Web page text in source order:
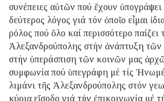
συνέπειες αὐτῶν πού ἔχουν
δεύτερος λόγος γιά τόν ὁποῖο εἶμαι
ρόλος πού ὅλο καί περισσότερο παίζει
Ἀλεξανδρούπολης στήν ἀνάπτυξη
στήν ὑπεράσπιση τῶν κοινῶν μας
συμφωνία πού ὑπεγράφη μέ τίς
λιμάνι τῆς Ἀλεξανδρούπολης στόν
κύρια εἴσοδο γιά τήν ἐπικοινωνία μέ